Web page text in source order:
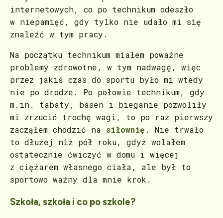
internetowych, co po technikum odeszło
w niepamięć, gdy tylko nie udało mi się
znaleźć w tym pracy.
Na początku technikum miałem poważne
problemy zdrowotne, w tym nadwagę, więc
przez jakiś czas do sportu było mi wtedy
nie po drodze. Po połowie technikum, gdy
m.in. tabaty, basen i bieganie pozwoliły
mi zrzucić trochę wagi, to po raz pierwszy
zacząłem chodzić na siłownię . Nie trwało
to dłużej niż pół roku, gdyż wolałem
ostatecznie ćwiczyć w domu i więcej
z ciężarem własnego ciała, ale był to
sportowo ważny dla mnie krok.
Szkoła, szkoła i co po szkole?